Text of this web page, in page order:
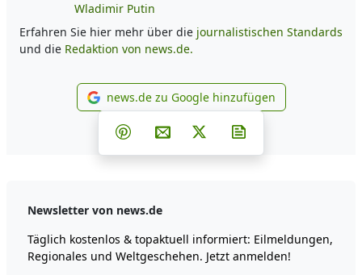
Wladimir Putin
Erfahren Sie hier mehr über die journalistischen Standards
und die Redaktion von news.de.
news.de zu Google
news.de zu Google hinzufügen
Teilen auf Facebook
Teilen auf Whatsapp
Teilen auf Telegram
Teilen auf Pinterest
Per E-Mail teilen
Post auf X
Newsletter von news.de
Täglich kostenlos & topaktuell informiert: Eilmeldungen,
Regionales und Weltgeschehen. Jetzt anmelden!